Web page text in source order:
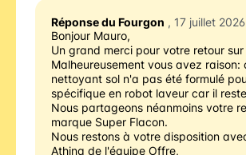
Réponse du Fourgon , 17 juillet 2026
Bonjour Mauro,
Un grand merci pour votre retour
Malheureusement vous avez raison:
nettoyant sol n'a pas été formulé
spécifique en robot laveur car il
Nous partageons néanmoins votre
marque Super Flacon.
Nous restons à votre disposition
Athina de l'équipe Offre,